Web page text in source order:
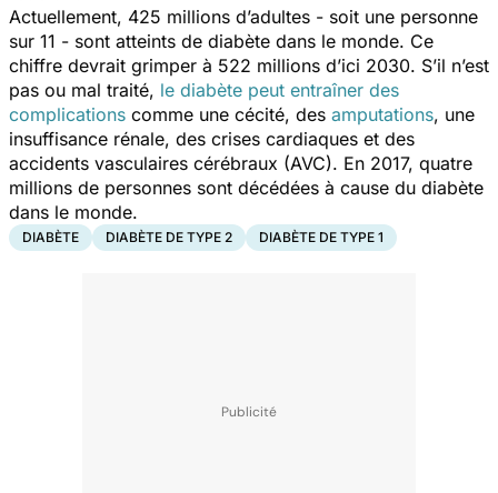
Actuellement, 425 millions d’adultes - soit une personne
sur 11 - sont atteints de diabète dans le monde. Ce
chiffre devrait grimper à 522 millions d’ici 2030. S’il n’est
pas ou mal traité, le diabète peut entraîner des
complications comme une cécité, des amputations, une
insuffisance rénale, des crises cardiaques et des
accidents vasculaires cérébraux (AVC). En 2017, quatre
millions de personnes sont décédées à cause du diabète
dans le monde.
DIABÈTE DIABÈTE DE TYPE 2 DIABÈTE DE TYPE 1